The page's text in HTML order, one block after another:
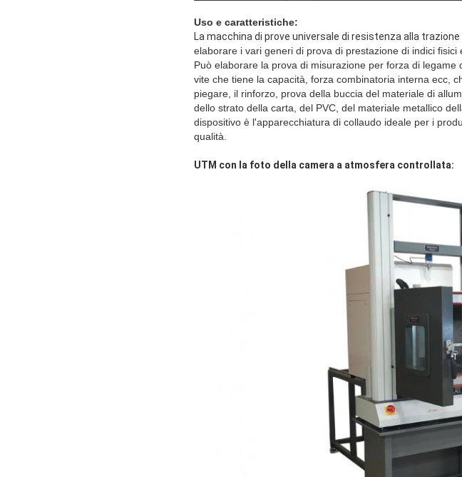
Uso e caratteristiche:
La macchina di prove universale di resistenza alla
elaborare i vari generi di prova di prestazione di indici
Può elaborare la prova di misurazione per forza di
vite che tiene la capacità, forza combinatoria interna ecc,
piegare, il rinforzo, prova della buccia del materiale di
dello strato della carta, del PVC, del materiale metallico
dispositivo è l'apparecchiatura di collaudo ideale per i
qualità.
UTM con la foto della camera a atmosfera controllata: